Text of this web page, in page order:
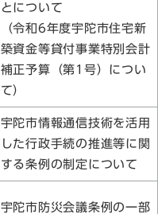
とについて
（令和6年度宇陀市住宅新
築資金等貸付事業特別会計
補正予算（第1号）につい
て）
宇陀市情報通信技術を活用
した行政手続の推進等に関
する条例の制定について
宇陀市防災会議条例の一部